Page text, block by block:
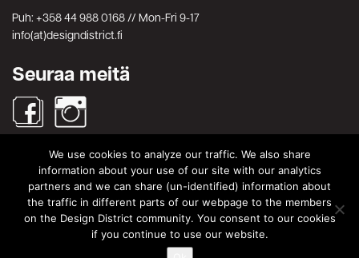
Puh: +358 44 988 0168 // Mon-Fri 9-17
info(at)designdistrict.fi
Seuraa meitä
Haku
Search
for:
Search
© Design District Helsinki 2026. Crafted byPixels
We use cookies to analyze our traffic. We also share
information about your use of our site with our analytics
partners and we can share (un-identified) information about
the traffic in different parts of our webpage to the members
on the Design District community. You consent to our cookies
if you continue to use our website.